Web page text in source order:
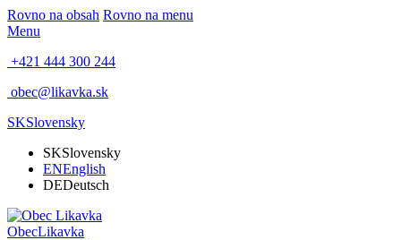
Rovno na obsah Rovno na menu
Menu
+421 444 300 244
obec@likavka.sk
SKSlovensky
SKSlovensky
ENEnglish
DEDeutsch
ObecLikavka